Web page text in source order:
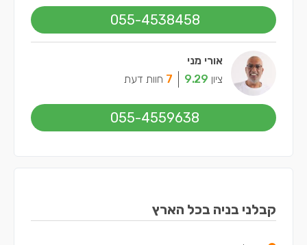
055-4538458
אורי מני
ציון 9.29
7 חוות דעת
055-4559638
קבלני בניה בכל הארץ